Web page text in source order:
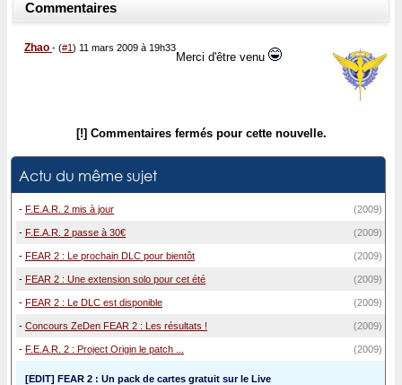
Commentaires
Zhao - (#1) 11 mars 2009 à 19h33
Merci d'être venu
[!] Commentaires fermés pour cette nouvelle.
Actu du même sujet
- F.E.A.R. 2 mis à jour (2009)
- F.E.A.R. 2 passe à 30€ (2009)
- FEAR 2 : Le prochain DLC pour bientôt (2009)
- FEAR 2 : Une extension solo pour cet été (2009)
- FEAR 2 : Le DLC est disponible (2009)
- Concours ZeDen FEAR 2 : Les résultats ! (2009)
- F.E.A.R. 2 : Project Origin le patch ... (2009)
[EDIT] FEAR 2 : Un pack de cartes gratuit sur le Live